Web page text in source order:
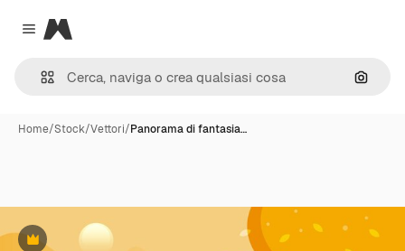
Close menu
Magnific
Cerca
Home/Stock/Vettori/Panorama di fantasia…
Premium